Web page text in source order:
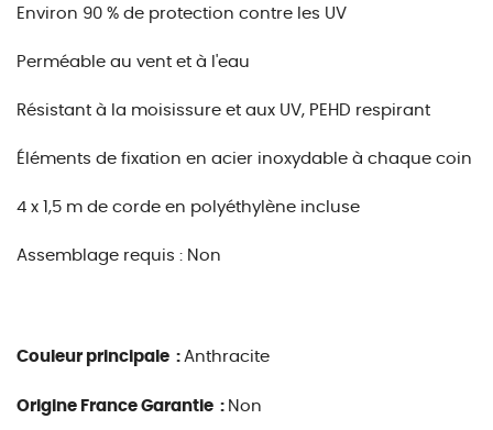
Environ 90 % de protection contre les UV
Perméable au vent et à l'eau
Résistant à la moisissure et aux UV, PEHD respirant
Éléments de fixation en acier inoxydable à chaque coin
4 x 1,5 m de corde en polyéthylène incluse
Assemblage requis : Non
Couleur principale : Anthracite
Origine France Garantie : Non